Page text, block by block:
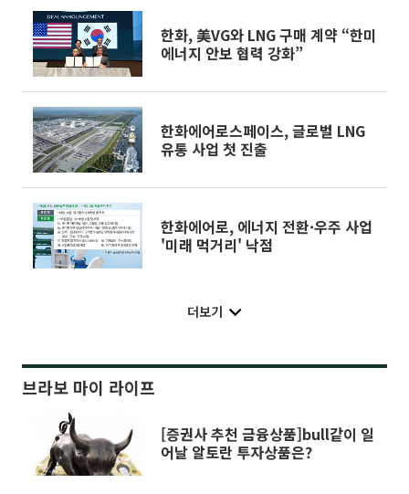
한화, 美VG와 LNG 구매 계약 “한미
에너지 안보 협력 강화”
한화에어로스페이스, 글로벌 LNG
유통 사업 첫 진출
한화에어로, 에너지 전환·우주 사업
'미래 먹거리' 낙점
더보기
브라보 마이 라이프
[증권사 추천 금융상품]bull같이 일
어날 알토란 투자상품은?